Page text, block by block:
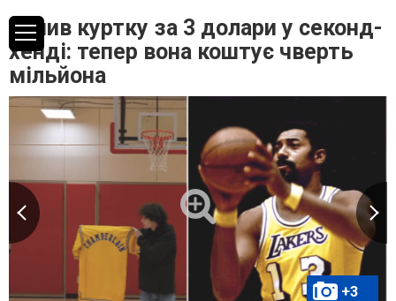
Купив куртку за 3 долари у секонд-
хенді: тепер вона коштує чверть
мільйона
+3